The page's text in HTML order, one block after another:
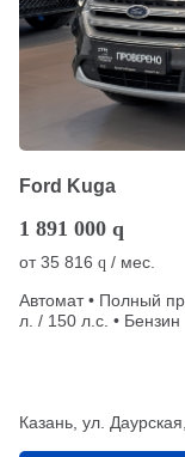
Ford Kuga
1 891 000 q
от35 816 q / мес.
Автомат • Полный
л. / 150 л.с. • Бензин
Казань, ул.